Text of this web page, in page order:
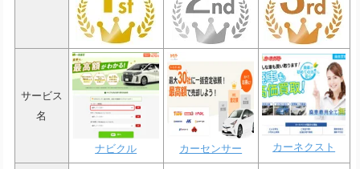
サービス
名
ナビクル カーセンサー カーネクスト